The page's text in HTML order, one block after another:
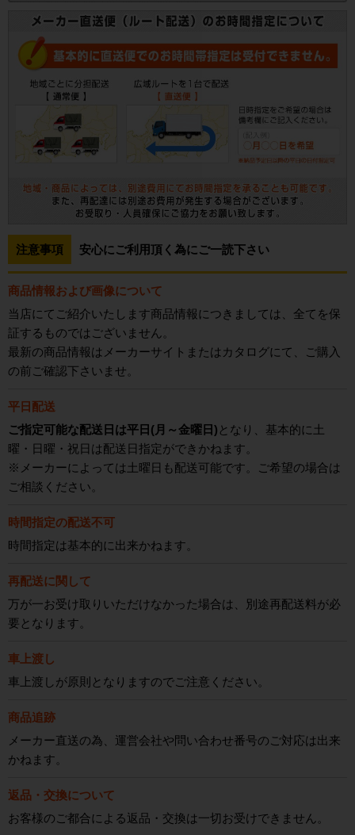
注意事項 安心にご利用頂く為にご一読下さい
商品情報および画像について
当店にてご紹介いたします商品情報につきましては、全てを保
証するものではございません。
最新の商品情報はメーカーサイトまたはカタログにて、ご購入
の前ご確認下さいませ。
平日配送
ご指定可能な配送日は平日(月～金曜日) となり、基本的に土
曜・日曜・祝日は配送日指定ができかねます。
※メーカーによっては土曜日も配送可能です。ご希望の場合は
ご相談ください。
時間指定の配送不可
時間指定は基本的に出来かねます。
再配送に関して
万が一お受け取りいただけなかった場合は、別途再配送料が必
要となります。
車上渡し
車上渡しが原則となりますのでご注意ください。
商品追跡
メーカー直送の為、運営会社や問い合わせ番号のご対応は出来
かねます。
返品・交換について
お客様のご都合による返品・交換は一切お受けできません。